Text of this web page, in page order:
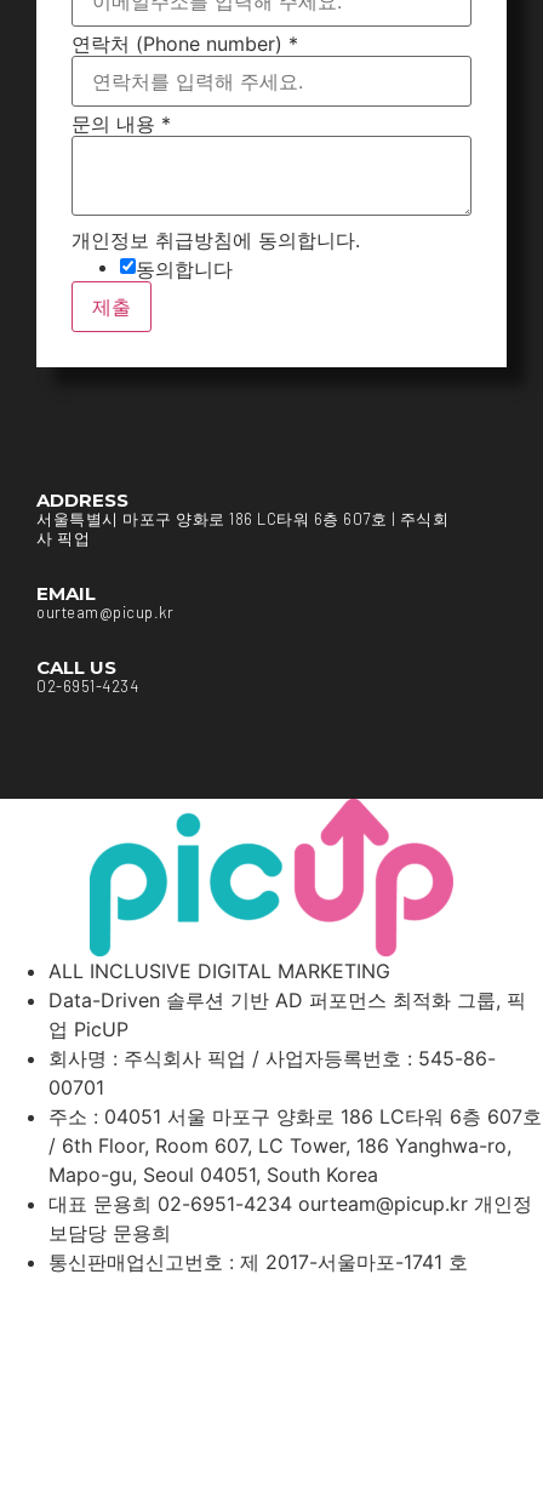
연락처 (Phone number) *
문의 내용 *
개인정보 취급방침에 동의합니다.
동의합니다
제출
ADDRESS
서울특별시 마포구 양화로 186 LC타워 6층 607호 | 주식회
사 픽업
EMAIL
ourteam@picup.kr
CALL US
02-6951-4234
ALL INCLUSIVE DIGITAL MARKETING
Data-Driven 솔루션 기반 AD 퍼포먼스 최적화 그룹, 픽
업 PicUP
회사명 : 주식회사 픽업 / 사업자등록번호 : 545-86-
00701
주소 : 04051 서울 마포구 양화로 186 LC타워 6층 607호
/ 6th Floor, Room 607, LC Tower, 186 Yanghwa-ro,
Mapo-gu, Seoul 04051, South Korea
대표 문용희 02-6951-4234 ourteam@picup.kr 개인정
보담당 문용희
통신판매업신고번호 : 제 2017-서울마포-1741 호